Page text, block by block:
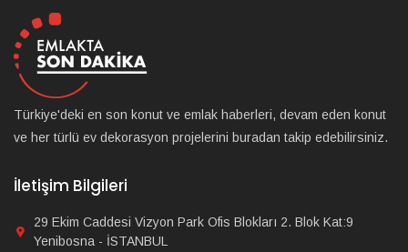
Türkiye'deki en son konut ve emlak haberleri, devam eden konut
ve her türlü ev dekorasyon projelerini buradan takip edebilirsiniz.
İletişim Bilgileri
29 Ekim Caddesi Vizyon Park Ofis Blokları 2. Blok Kat:9
Yenibosna - İSTANBUL